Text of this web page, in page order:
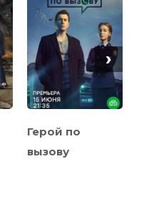
Герой по
вызову
›